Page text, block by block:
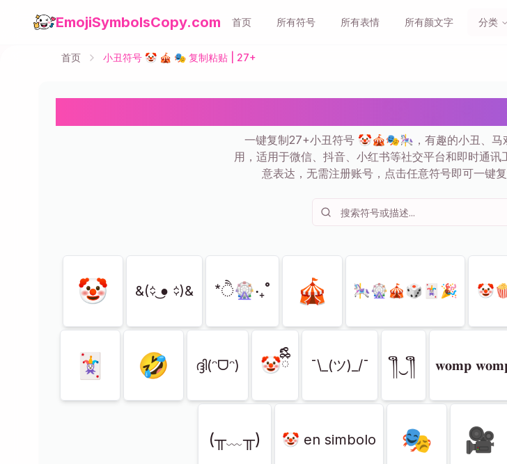
EmojiSymbolsCopy.com 首页 所有符号 所有表情 所有颜文字 分类
首页 小丑符号 🤡 🎪 🎭 复制粘贴 | 27+
一键复制27+小丑符号 🤡🎪🎭🎠，有趣的小丑、马
用，适用于微信、抖音、小红书等社交平台和即时通
意表达，无需注册账号，点击任意符号即可一键
🤡 &(᨟ ͜● ᨟)& *ੈ🎡‧₊˚ 🎪 🎠🎡🎪🎲🃏🎉
🃏 🤣 ദ്ദി(ᵔᗜᵔ) 🤡ྀིྀི ¯\_(ツ)_/¯ ༎ຶ‿༎ຶ 𝐰𝐨𝐦𝐩
(╥﹏╥) 🤡 en simbolo 🎭 🎥